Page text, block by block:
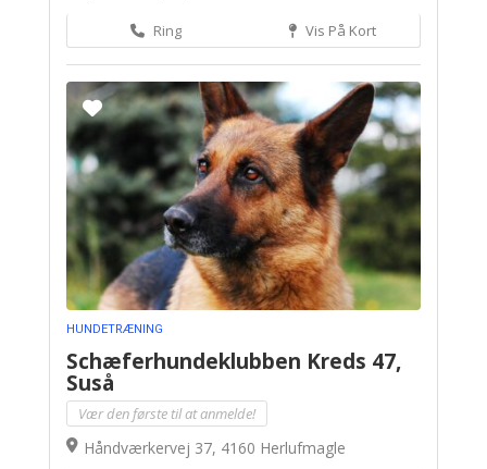
Ring Vis På Kort
HUNDETRÆNING
Schæferhundeklubben Kreds 47,
Suså
Vær den første til at anmelde!
Håndværkervej 37, 4160 Herlufmagle